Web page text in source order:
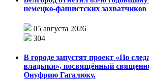
немецко-фашистских захватчиков
05 августа 2026
304
В городе запустят проект «По
владыки», посвящённый
Онуфрию Гагалюку.